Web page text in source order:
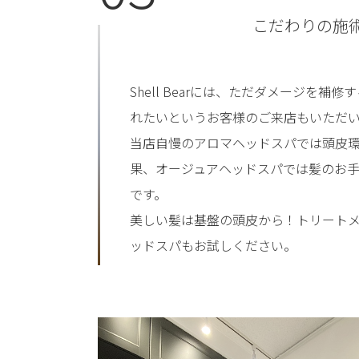
こだわりの施
Shell Bearには、ただダメージを補修
れたいというお客様のご来店もいただ
当店自慢のアロマヘッドスパでは頭皮
果、オージュアヘッドスパでは髪のお
です。
美しい髪は基盤の頭皮から！トリート
ッドスパもお試しください。